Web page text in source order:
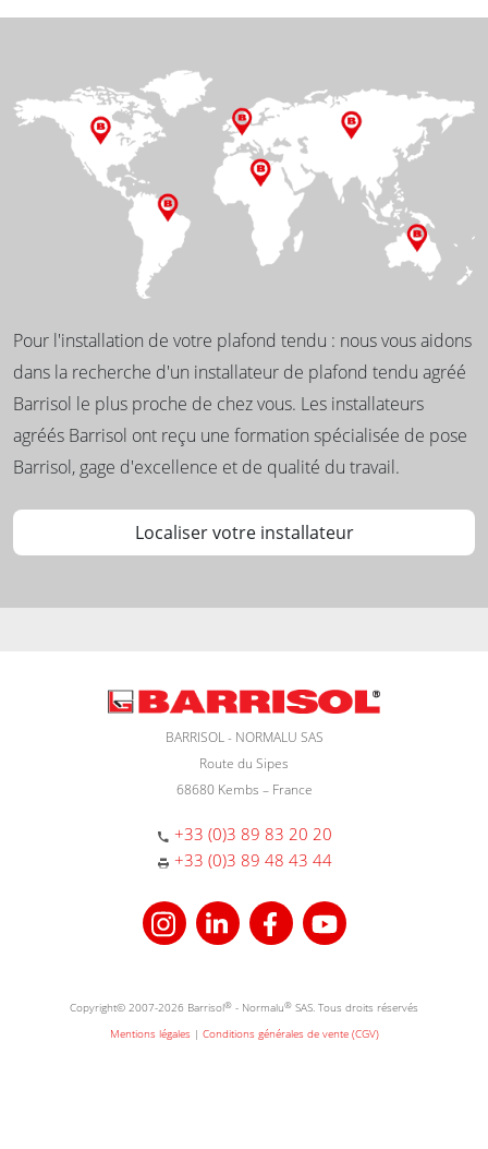
Pour l'installation de votre plafond tendu : nous vous aidons
dans la recherche d'un installateur de plafond tendu agréé
Barrisol le plus proche de chez vous. Les installateurs
agréés Barrisol ont reçu une formation spécialisée de pose
Barrisol, gage d'excellence et de qualité du travail.
Localiser votre installateur
BARRISOL - NORMALU SAS
Route du Sipes
68680 Kembs – France
+33 (0)3 89 83 20 20
+33 (0)3 89 48 43 44
Copyright© 2007-2026 Barrisol® - Normalu® SAS. Tous droits réservés
Mentions légales| Conditions générales de vente (CGV)